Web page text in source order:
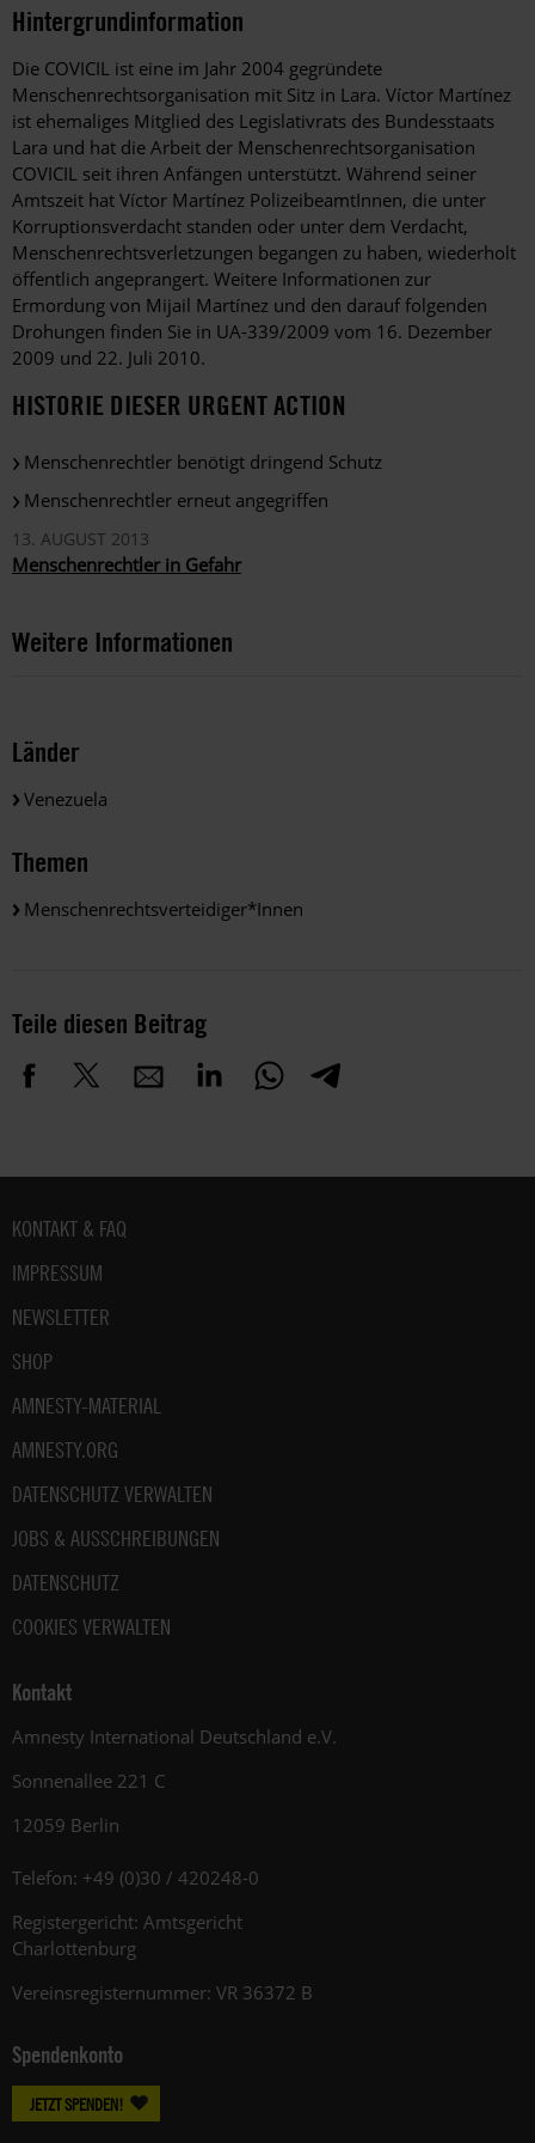
Hintergrundinformation
Hintergrund
Die COVICIL ist eine im Jahr 2004 gegründete
Menschenrechtsorganisation mit Sitz in Lara. Víctor Martínez
ist ehemaliges Mitglied des Legislativrats des Bundesstaats
Lara und hat die Arbeit der Menschenrechtsorganisation
COVICIL seit ihren Anfängen unterstützt. Während seiner
Amtszeit hat Víctor Martínez PolizeibeamtInnen, die unter
Korruptionsverdacht standen oder unter dem Verdacht,
Menschenrechtsverletzungen begangen zu haben, wiederholt
öffentlich angeprangert. Weitere Informationen zur
Ermordung von Mijail Martínez und den darauf folgenden
Drohungen finden Sie in UA-339/2009 vom 16. Dezember
2009 und 22. Juli 2010.
HISTORIE DIESER URGENT ACTION
Menschenrechtler benötigt dringend Schutz
Menschenrechtler erneut angegriffen
13. AUGUST 2013
Menschenrechtler in Gefahr
Weitere Informationen
Länder
Venezuela
Themen
Menschenrechtsverteidiger*innen
Teile diesen Beitrag
Fußbereich
KONTAKT & FAQ
IMPRESSUM
NEWSLETTER
SHOP
AMNESTY-MATERIAL
AMNESTY.ORG
DATENSCHUTZ VERWALTEN
JOBS & AUSSCHREIBUNGEN
DATENSCHUTZ
COOKIES VERWALTEN
Kontakt
Amnesty International Deutschland e.V.
Sonnenallee 221 C
12059 Berlin
Telefon: +49 (0)30 / 420248-0
Registergericht: Amtsgericht
Charlottenburg
Vereinsregisternummer: VR 36372 B
Spendenkonto
JETZT SPENDEN!